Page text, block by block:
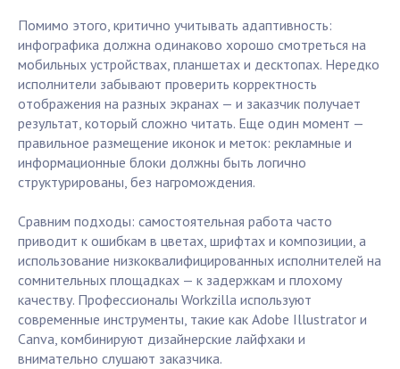
Помимо этого, критично учитывать адаптивность:
инфографика должна одинаково хорошо смотреться на
мобильных устройствах, планшетах и десктопах. Нередко
исполнители забывают проверить корректность
отображения на разных экранах — и заказчик получает
результат, который сложно читать. Еще один момент —
правильное размещение иконок и меток: рекламные и
информационные блоки должны быть логично
структурированы, без нагромождения.
Сравним подходы: самостоятельная работа часто
приводит к ошибкам в цветах, шрифтах и композиции, а
использование низкоквалифицированных исполнителей на
сомнительных площадках — к задержкам и плохому
качеству. Профессионалы Workzilla используют
современные инструменты, такие как Adobe Illustrator и
Canva, комбинируют дизайнерские лайфхаки и
внимательно слушают заказчика.